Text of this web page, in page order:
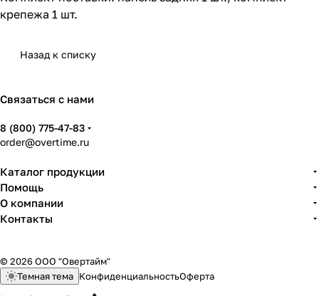
крепежа 1 шт.
Назад к списку
Связаться с нами
8 (800) 775-47-83
order@overtime.ru
Каталог продукции
Помощь
О компании
Контакты
© 2026 ООО "Овертайм"
Темная тема КонфиденциальностьОферта